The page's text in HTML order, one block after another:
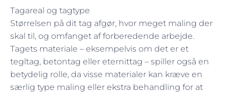
Tagareal og tagtype
Størrelsen på dit tag afgør, hvor meget maling der
skal til, og omfanget af forberedende arbejde.
Tagets materiale – eksempelvis om det er et
tegltag, betontag eller eternittag – spiller også en
betydelig rolle, da visse materialer kan kræve en
særlig type maling eller ekstra behandling for at